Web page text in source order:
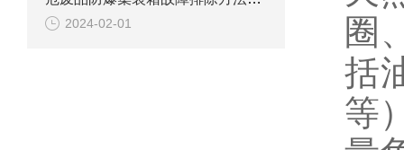
2024-02-01
圈
括
等